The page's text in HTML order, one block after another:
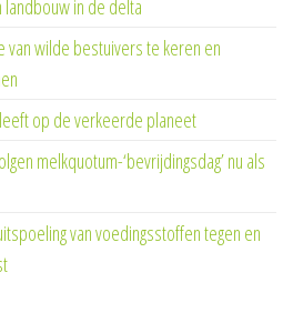
landbouw in de delta
van wilde bestuivers te keren en
op de verkeerde planeet
melkquotum-‘bevrijdingsdag’ nu als
van voedingsstoffen tegen en